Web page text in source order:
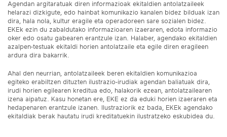
Agendan argitaratuak diren informazioak ekitaldien antolatzaileek
helarazi dizkigute, edo hainbat komunikazio kanalen bidez bilduak izan
dira, hala nola, kultur eragile eta operadoreen sare sozialen bidez.
EKEk ezin du zabaldutako informazioaren izaeraren, edota informazio
oker edo osatu gabearen erantzule izan. Halaber, agendako ekitaldien
azalpen-testuak ekitaldi horien antolatzaile eta egile diren eragileen
ardura dira bakarrik.
Ahal den neurrian, antolatzaileek beren ekitaldien komunikazioa
egiteko erabiltzen dituzten ilustrazio-irudiak agendan baliatuak dira,
irudi horien egilearen kreditua edo, halakorik ezean, antolatzailearen
izena aipatuz. Kasu honetan ere, EKE ez da eduki horien izaeraren eta
hedapenaren erantzule izanen. Ilustraziorik ez bada, EKEk agendako
ekitaldiak berak hautatu irudi kreditatuekin ilustratzeko eskubidea du.